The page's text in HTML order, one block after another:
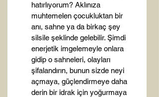
hatırlıyorum? Aklınıza
muhtemelen çocukluktan bir
anı, sahne ya da birkaç şey
silsile şeklinde gelebilir. Şimdi
enerjetik imgelemeyle onlara
gidip o sahneleri, olayları
şifalandırın, bunun sizde neyi
açmaya, güçlendirmeye daha
derin bir idrak için yoğurmaya